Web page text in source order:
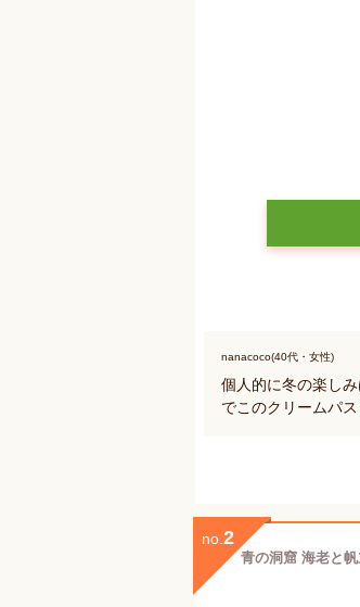
nanacoco(40代・女性)
個人的に冬の楽し
でこのクリームパ
no. 2